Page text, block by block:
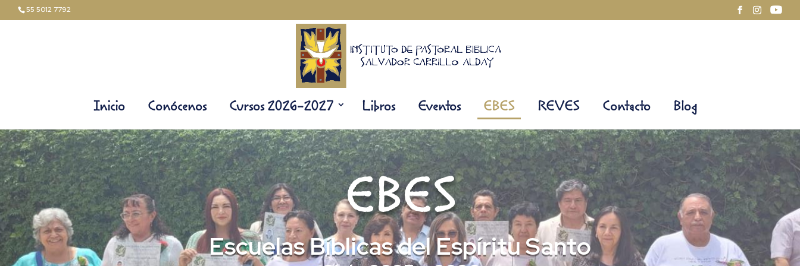
55 5012 7792
Inicio Conócenos Cursos 2026-2027 Libros Eventos EBES REVES Contacto Blog
EBES
Escuelas Bíblicas del Espíritu Santo